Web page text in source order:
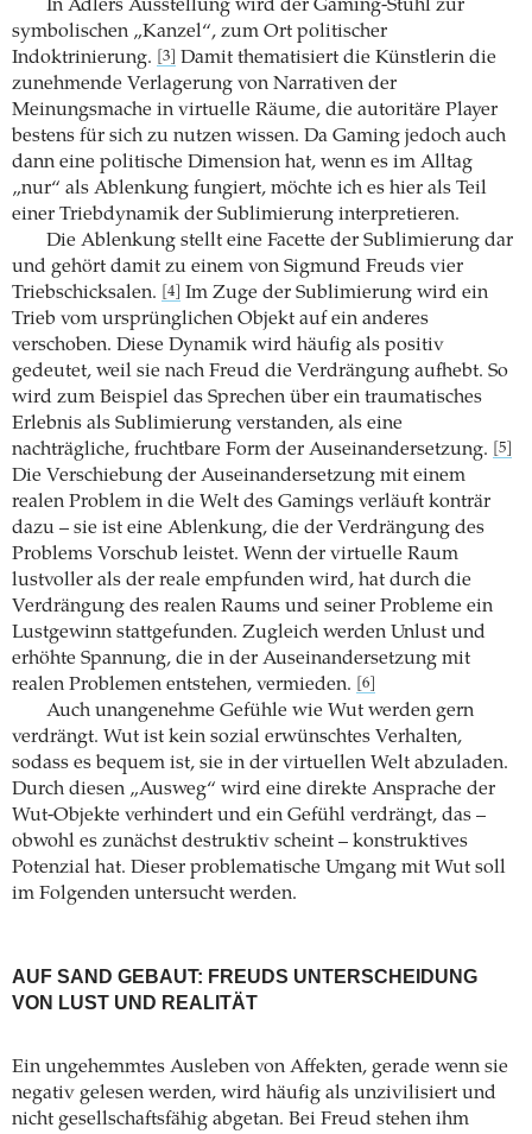
In Adlers Ausstellung wird der Gaming-Stuhl zur
symbolischen „Kanzel“, zum Ort politischer
Indoktrinierung.
[3]
Damit thematisiert die Künstlerin die
zunehmende Verlagerung von Narrativen der
Meinungsmache in virtuelle Räume, die autoritäre Player
bestens für sich zu nutzen wissen. Da Gaming jedoch auch
dann eine politische Dimension hat, wenn es im Alltag
„nur“ als Ablenkung fungiert, möchte ich es hier als Teil
einer Triebdynamik der Sublimierung interpretieren.
Die Ablenkung stellt eine Facette der Sublimierung dar
und gehört damit zu einem von Sigmund Freuds vier
Triebschicksalen.
[4]
Im Zuge der Sublimierung wird ein
Trieb vom ursprünglichen Objekt auf ein anderes
verschoben. Diese Dynamik wird häufig als positiv
gedeutet, weil sie nach Freud die Verdrängung aufhebt. So
wird zum Beispiel das Sprechen über ein traumatisches
Erlebnis als Sublimierung verstanden, als eine
nachträgliche, fruchtbare Form der Auseinandersetzung.
[5]
Die Verschiebung der Auseinandersetzung mit einem
realen Problem in die Welt des Gamings verläuft konträr
dazu – sie ist eine Ablenkung, die der Verdrängung des
Problems Vorschub leistet. Wenn der virtuelle Raum
lustvoller als der reale empfunden wird, hat durch die
Verdrängung des realen Raums und seiner Probleme ein
Lustgewinn stattgefunden. Zugleich werden Unlust und
erhöhte Spannung, die in der Auseinandersetzung mit
realen Problemen entstehen, vermieden.
[6]
Auch unangenehme Gefühle wie Wut werden gern
verdrängt. Wut ist kein sozial erwünschtes Verhalten,
sodass es bequem ist, sie in der virtuellen Welt abzuladen.
Durch diesen „Ausweg“ wird eine direkte Ansprache der
Wut-Objekte verhindert und ein Gefühl verdrängt, das –
obwohl es zunächst destruktiv scheint – konstruktives
Potenzial hat. Dieser problematische Umgang mit Wut soll
im Folgenden untersucht werden.
AUF SAND GEBAUT: FREUDS UNTERSCHEIDUNG
VON LUST UND REALITÄT
Ein ungehemmtes Ausleben von Affekten, gerade wenn sie
negativ gelesen werden, wird häufig als unzivilisiert und
nicht gesellschaftsfähig abgetan. Bei Freud stehen ihm